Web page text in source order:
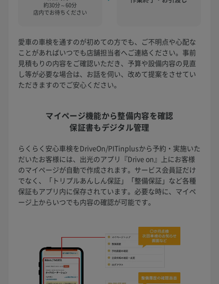
約30分～60分
店内でお待ちください
愛車の車検を通すのが初めての方でも、ご不明点や心配な
ことがあればいつでも店舗担当者へご連絡ください。事前
見積もりの内容をご確認いただき、予算や設備内容の見直
し等が必要な場合は、お話を伺い、改めて提案をさせてい
ただきますのでご安心ください。
マイページ機能から整備内容を確認
保証書もデジタル管理
らくらく安心車検をDriveOn/PITinplusから予約・実施いた
だいたお客様には、出光のアプリ『Drive on』上にお客様
のマイページが自動で作成されます。サービス会員証だけ
でなく、「トリプルあんしん保証」「整備保証」など各種
保証もアプリ内に保存されています。必要な時に、マイペ
ージ上からいつでも内容の確認が可能です。